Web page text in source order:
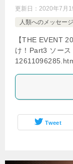
更新日： 2020年7月
人類へのメッセージ
【THE EVENT
け！Part3 ソー
Tweet